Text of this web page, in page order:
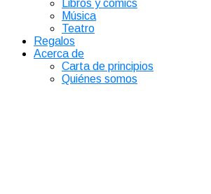
Libros y comics
Música
Teatro
Regalos
Acerca de
Carta de principios
Quiénes somos